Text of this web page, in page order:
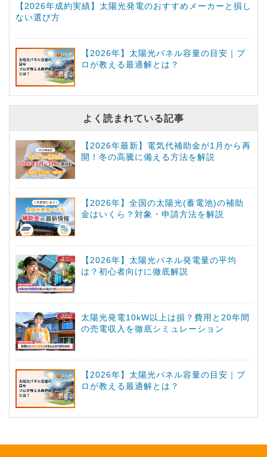
【2026年成約実績】太陽光発電のおすすめメーカーと損し
ない選び方
【2026年】太陽光パネル容量の目安｜プ
ロが教える最適解とは？
よく読まれている記事
【2026年最新】電気代補助金が1月から再
開！冬の高騰に備える方法を解説
【2026年】全国の太陽光(蓄電池)の補助
金はいくら？対象・申請方法を解説
【2026年】太陽光パネル発電量の平均
は？初心者向けに徹底解説
太陽光発電10kW以上は損？費用と20年間
の売電収入を徹底シミュレーション
【2026年】太陽光パネル容量の目安｜プ
ロが教える最適解とは？